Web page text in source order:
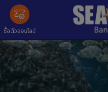
ข้าม
ข้อมูล
หลัก
ซื้อตัวออนไลน์